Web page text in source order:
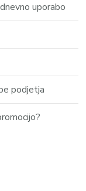
uporabo
podjetja